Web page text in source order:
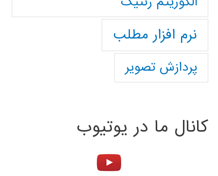
نرم افزار مطلب
پردازش تصویر
کانال ما در یوتیوب